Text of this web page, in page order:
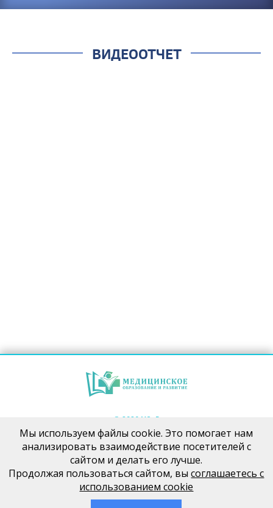
ВИДЕООТЧЕТ
© 2026 МОиР
ПОДПИСЫВАЙТЕСЬ НА КАНАЛ
Политика конфиденциальности
Мы используем файлы cookie. Это помогает нам
анализировать взаимодействие посетителей с
сайтом и делать его лучше.
Продолжая пользоваться сайтом, высоглашаетесь с
использованием cookie